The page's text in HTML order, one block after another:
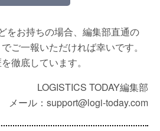
をお持ちの場合、編集部直通の
ご一報いただければ幸いです。
徹底しています。
LOGISTICS TODAY編集部
メール：support@logi-today.com